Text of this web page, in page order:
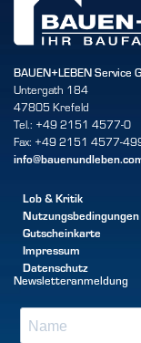
BAUEN+LEBEN Service
Untergath 184
47805 Krefeld
Tel.: +49 2151 4577-0
Fax: +49 2151 4577-
Lob & Kritik
Nutzungsbedingungen
Gutscheinkarte
Impressum
Datenschutz
Newsletteranmeldung